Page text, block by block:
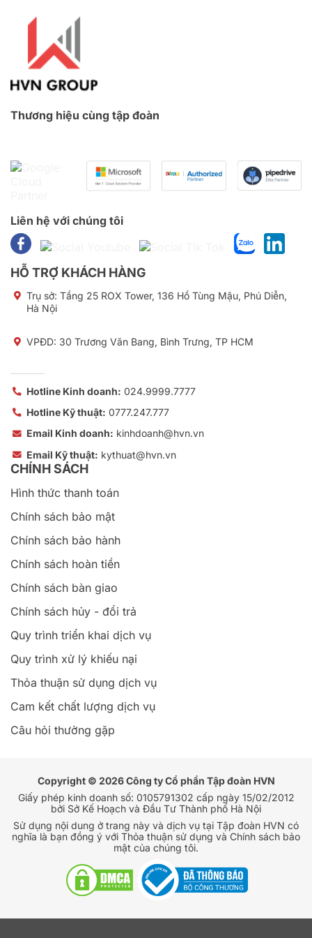
Thương hiệu cùng tập đoàn
Liên hệ với chúng tôi
HỖ TRỢ KHÁCH HÀNG
Trụ sở: Tầng 25 ROX Tower, 136 Hồ Tùng Mậu, Phú Diễn,
Hà Nội
VPĐD: 30 Trương Văn Bang, Bình Trưng, TP HCM
Hotline Kinh doanh: 024.9999.7777
Hotline Kỹ thuật: 0777.247.777
Email Kinh doanh: kinhdoanh@hvn.vn
Email Kỹ thuật: kythuat@hvn.vn
CHÍNH SÁCH
Hình thức thanh toán
Chính sách bảo mật
Chính sách bảo hành
Chính sách hoàn tiền
Chính sách bàn giao
Chính sách hủy - đổi trả
Quy trình triển khai dịch vụ
Quy trình xử lý khiếu nại
Thỏa thuận sử dụng dịch vụ
Cam kết chất lượng dịch vụ
Câu hỏi thường gặp
Copyright © 2026 Công ty Cổ phần Tập đoàn HVN
Giấy phép kinh doanh số: 0105791302 cấp ngày 15/02/2012
bởi Sở Kế Hoạch và Đầu Tư Thành phố Hà Nội
Sử dụng nội dung ở trang này và dịch vụ tại Tập đoàn HVN có
nghĩa là bạn đồng ý với Thỏa thuận sử dụng và Chính sách bảo
mật của chúng tôi.